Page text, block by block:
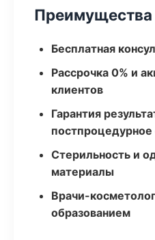
Преимущества
Бесплатная
Рассрочка 0% и
клиентов
Гарантия
Стерильность и
материалы
Врачи-
образованием